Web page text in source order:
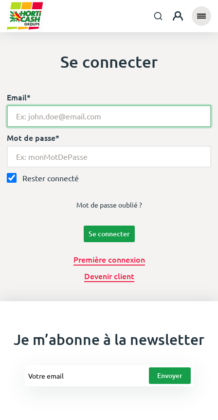
Se connecter
Email*
Mot de passe*
Rester connecté
Mot de passe oublié ?
Se connecter
Première connexion
Devenir client
Je m’abonne à la newsletter